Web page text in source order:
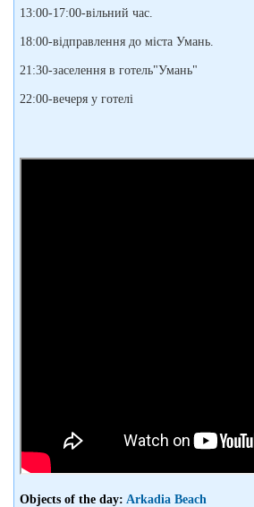
13:00-17:00-вільний час.
18:00-відправлення до міста Умань.
21:30-заселення в готель"Умань"
22:00-вечеря у готелі
Objects of the day: Arkadia Beach